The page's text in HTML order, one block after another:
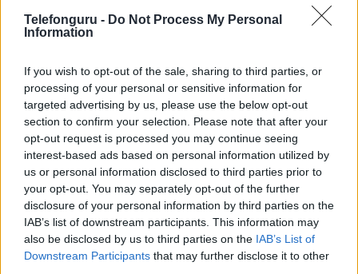
Telefonguru - Do Not Process My Personal
Information
If you wish to opt-out of the sale, sharing to third parties, or
processing of your personal or sensitive information for
targeted advertising by us, please use the below opt-out
section to confirm your selection. Please note that after your
opt-out request is processed you may continue seeing
interest-based ads based on personal information utilized by
us or personal information disclosed to third parties prior to
your opt-out. You may separately opt-out of the further
disclosure of your personal information by third parties on the
IAB’s list of downstream participants. This information may
also be disclosed by us to third parties on the IAB’s List of
Downstream Participants that may further disclose it to other
Típus Li-Polimer
Beszélgetési idő h /
Gyorstöltés
Gyorstöltésre alkalmas
ALKALMAZÁSOK ÉS ÉRZÉKELŐK
Java Nincs
Flash Ujjlenyomat olvasó Fingerprint sensor
SNS integráció alap szolgáltatás
Organizer alap szolgáltatás